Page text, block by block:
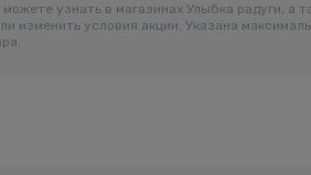
узнать в магазинах Улыбка
изменить условия акции. Указана